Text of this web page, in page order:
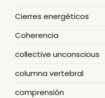
Cierres energéticos
Coherencia
collective unconscious
columna vertebral
comprensión